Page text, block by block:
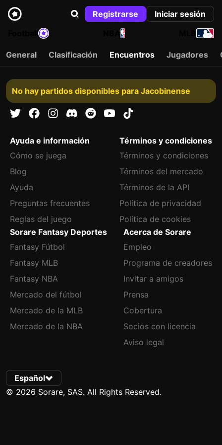
Registrarse
Iniciar sesión
NBA
General Clasificación Encuentros Jugadores
No hay partidos disponibles para Jacobinense
Ayuda e información
Cómo se juega
Blog
Ayuda
Preguntas frecuentes
Reglas del juego
Términos y condiciones
Términos y condiciones
Términos del mercado
Términos de la API
Política de privacidad
Política de cookies
Sorare Fantasy Deportes
Fantasy Fútbol
Fantasy MLB
Fantasy NBA
Mercado del fútbol
Mercado de la MLB
Mercado de la NBA
Acerca de Sorare
Empleo
Programa de creadores
Invitar a amigos
Prensa
Cobertura
Socios con licencia
Aviso legal
Español
© 2026 Sorare, SAS. All Rights Reserved.